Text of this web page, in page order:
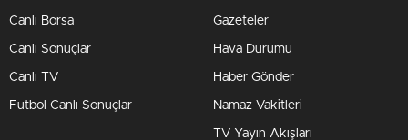
Canlı Borsa
Canlı Sonuçlar
Canlı TV
Futbol Canlı Sonuçlar
Gazeteler
Hava Durumu
Haber Gönder
Namaz Vakitleri
TV Yayın Akışları